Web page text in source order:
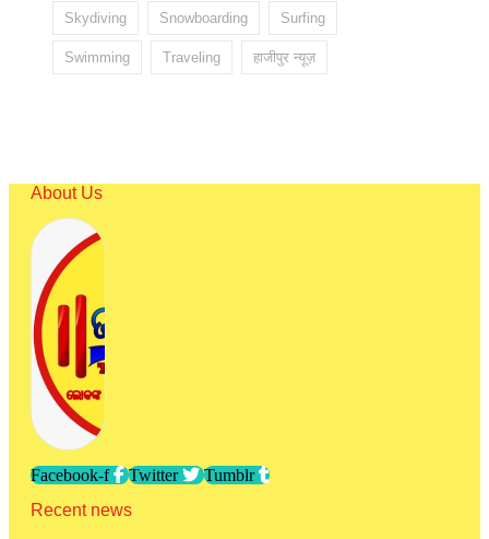
Skydiving Snowboarding Surfing
Swimming Traveling हाजीपुर न्यूज़
About Us
Facebook-f Twitter
Tumblr
Recent news